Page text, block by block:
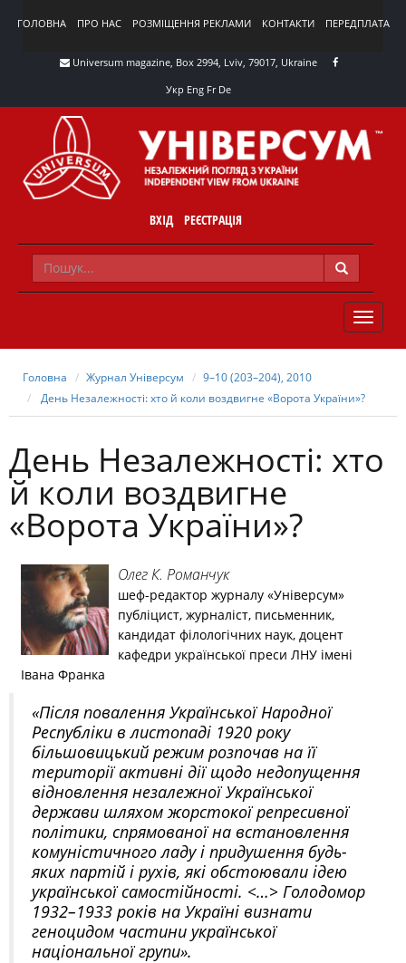
ГОЛОВНА ПРО НАС РОЗМІЩЕННЯ РЕКЛАМИ КОНТАКТИ ПЕРЕДПЛАТА
Universum magazine, Box 2994, Lviv, 79017, Ukraine
Укр Eng Fr De
ВХІД РЕЄСТРАЦІЯ
TOGGLE
Головна Журнал Універсум
9–10 (203–204), 2010
День Незалежності: хто й коли воздвигне «Ворота України»?
День Незалежності: хто
й коли воздвигне
«Ворота України»?
Олег К. Романчук
шеф-редактор журналу «Універсум»
публіцист, журналіст, письменник,
кандидат філологічних наук, доцент
кафедри української преси ЛНУ імені
Івана Франка
«Після повалення Української Народної
Республіки в листопаді 1920 року
більшовицький режим розпочав на її
території активні дії щодо недопущення
відновлення незалежної Української
держави шляхом жорстокої репресивної
політики, спрямованої на встановлення
комуністичного ладу і придушення будь-
яких партій і рухів, які обстоювали ідею
української самостійності. <…> Голодомор
1932–1933 років на Україні визнати
геноцидом частини української
національної групи».